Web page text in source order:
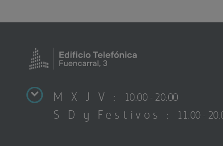
M X J V : 10:00 - 20:00
S D y Festivos : 11:00 -